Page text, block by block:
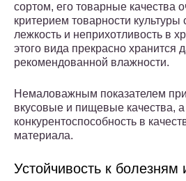
сортом, его товарные качества
критерием товарности культуры
лежкость и неприхотливость в
этого вида прекрасно хранится
рекомендованной влажности.
Немаловажным показателем
вкусовые и пищевые качества,
конкурентоспособность в
материала.
Устойчивость к болезням